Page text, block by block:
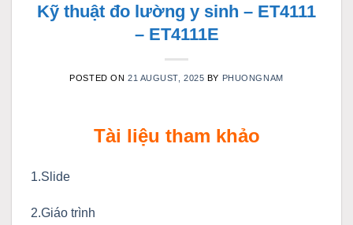
Kỹ thuật đo lường y sinh – ET4111
– ET4111E
POSTED ON 21 AUGUST, 2025 BY PHUONGNAM
Tài liệu tham khảo
1.Slide
2.Giáo trình